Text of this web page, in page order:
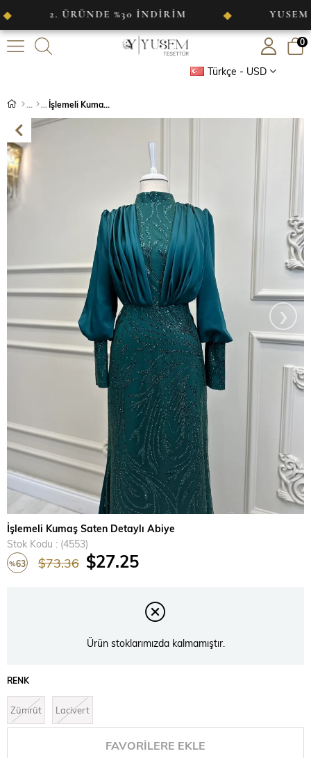
%30 İNDİRİM ◆ YUSEM TESETTÜR
Türkçe - USD
0
İşlemeli Kumaş Saten Detaylı Abiye
›
İşlemeli Kumaş Saten Detaylı Abiye
Stok Kodu
(4553)
%63 $73.36 $27.25
Ürün stoklarımızda kalmamıştır.
RENK
Zümrüt Lacivert
FAVORILERE EKLE